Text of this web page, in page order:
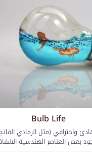
Bulb Life
واحترافي (مثل الرمادي
بعض العناصر الهندسية